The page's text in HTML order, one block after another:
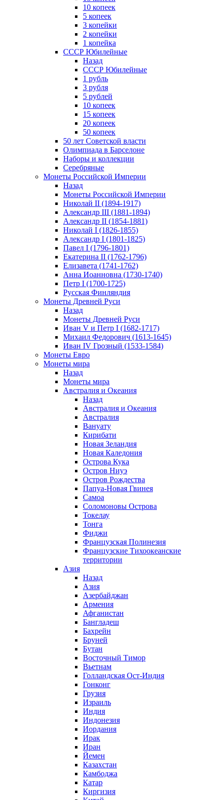
10 копеек
5 копеек
3 копейки
2 копейки
1 копейка
СССР Юбилейные
Назад
СССР Юбилейные
1 рубль
3 рубля
5 рублей
10 копеек
15 копеек
20 копеек
50 копеек
50 лет Советской власти
Олимпиада в Барселоне
Наборы и коллекции
Серебряные
Монеты Российской Империи
Назад
Монеты Российской Империи
Николай II (1894-1917)
Александр III (1881-1894)
Александр II (1854-1881)
Николай I (1826-1855)
Александр I (1801-1825)
Павел I (1796-1801)
Екатерина II (1762-1796)
Елизавета (1741-1762)
Анна Иоанновна (1730-1740)
Петр I (1700-1725)
Русская Финляндия
Монеты Древней Руси
Назад
Монеты Древней Руси
Иван V и Петр I (1682-1717)
Михаил Федорович (1613-1645)
Иван IV Грозный (1533-1584)
Монеты Евро
Монеты мира
Назад
Монеты мира
Австралия и Океания
Назад
Австралия и Океания
Австралия
Вануату
Кирибати
Новая Зеландия
Новая Каледония
Острова Кука
Остров Ниуэ
Остров Рождества
Папуа-Новая Гвинея
Самоа
Соломоновы Острова
Токелау
Тонга
Фиджи
Французская Полинезия
Французские Тихоокеанские
территории
Азия
Назад
Азия
Азербайджан
Армения
Афганистан
Бангладеш
Бахрейн
Бруней
Бутан
Восточный Тимор
Вьетнам
Голландская Ост-Индия
Гонконг
Грузия
Израиль
Индия
Индонезия
Иордания
Ирак
Иран
Йемен
Казахстан
Камбоджа
Катар
Киргизия